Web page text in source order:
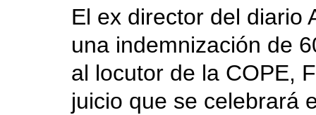
El ex director del diario
una indemnización de
al locutor de la COPE,
juicio que se celebrará